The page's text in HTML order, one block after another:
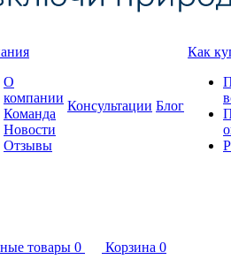
О
компании
Команда
Новости
Отзывы
Консультации Блог
Как
товары 0 Корзина 0